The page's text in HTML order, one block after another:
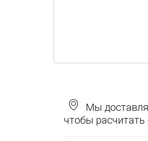
Мы
чтобы